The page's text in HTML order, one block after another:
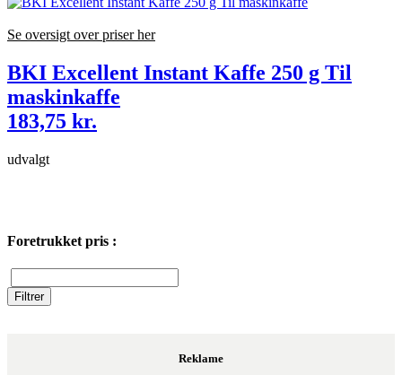
Se oversigt over priser her
BKI Excellent Instant Kaffe 250 g Til
maskinkaffe
183,75 kr.
udvalgt
Foretrukket pris :
Reklame